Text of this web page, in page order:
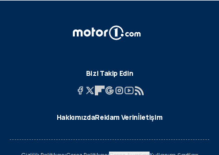
Bizi Takip Edin
HakkımızdaReklam Verinİletişim